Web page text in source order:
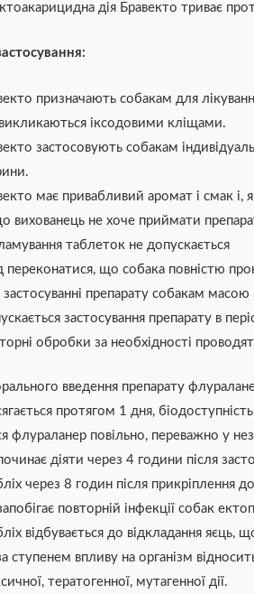
дія Бравекто триває
призначають собакам для
іксодовими кліщами.
застосовують собакам
має привабливий аромат і смак і,
вихованець не хоче приймати
таблеток не допускається
переконатися, що собака повністю
застосуванні препарату собакам
застосування препарату в
обробки за необхідності
введення препарату
протягом 1 дня,
флураланер повільно, переважно у
діяти через 4 години після
через 8 годин після прикріплення
повторній інфекції собак
відбувається до відкладання
ступенем впливу на організм
тератогенної, мутагенної дії.